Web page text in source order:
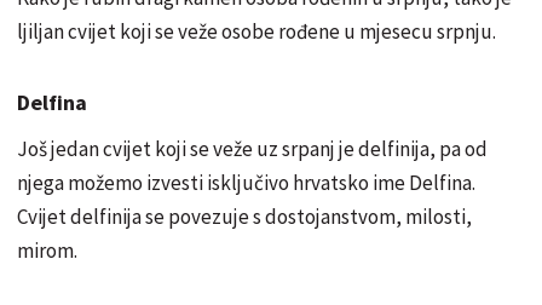
ljiljan cvijet koji se veže osobe rođene u mjesecu srpnju.
Delfina
Još jedan cvijet koji se veže uz srpanj je delfinija, pa od
njega možemo izvesti isključivo hrvatsko ime Delfina.
Cvijet delfinija se povezuje s dostojanstvom, milosti,
mirom.